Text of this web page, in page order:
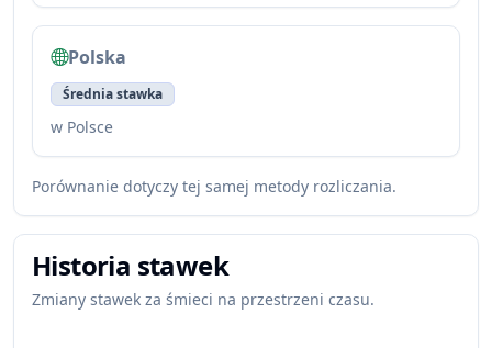
Polska
Średnia stawka
w Polsce
Porównanie dotyczy tej samej metody rozliczania.
Historia stawek
Zmiany stawek za śmieci na przestrzeni czasu.